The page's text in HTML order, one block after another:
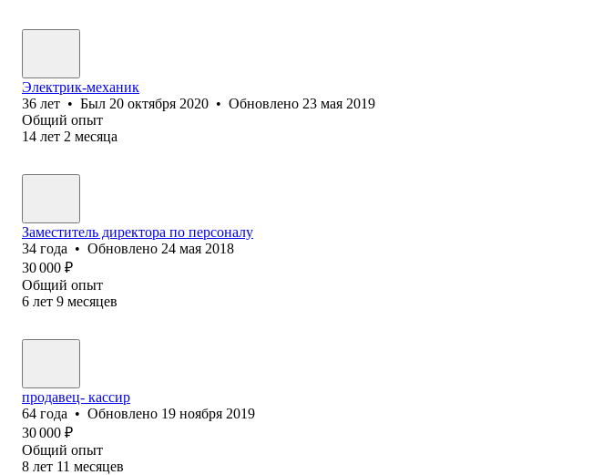
Электрик-механик
36 лет • Был 20 октября 2020 • Обновлено 23 мая 2019
Общий опыт
14 лет 2 месяца
Заместитель директора по персоналу
34 года • Обновлено 24 мая 2018
30 000 ₽
Общий опыт
6 лет 9 месяцев
продавец- кассир
64 года • Обновлено 19 ноября 2019
30 000 ₽
Общий опыт
8 лет 11 месяцев